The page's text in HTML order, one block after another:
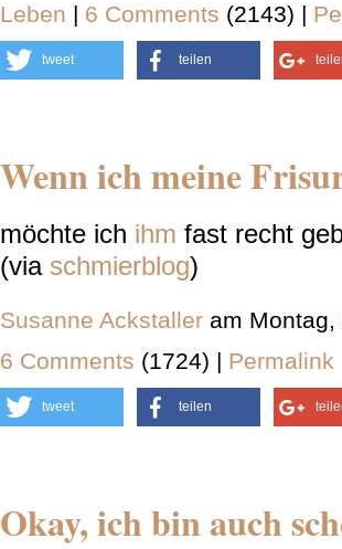
Leben | 6 Comments (2143) |
tweet teilen
Wenn ich meine
möchte ich ihm fast recht
(via schmierblog)
Susanne Ackstaller am
6 Comments (1724) | Permalink
tweet teilen
Okay, ich bin auch